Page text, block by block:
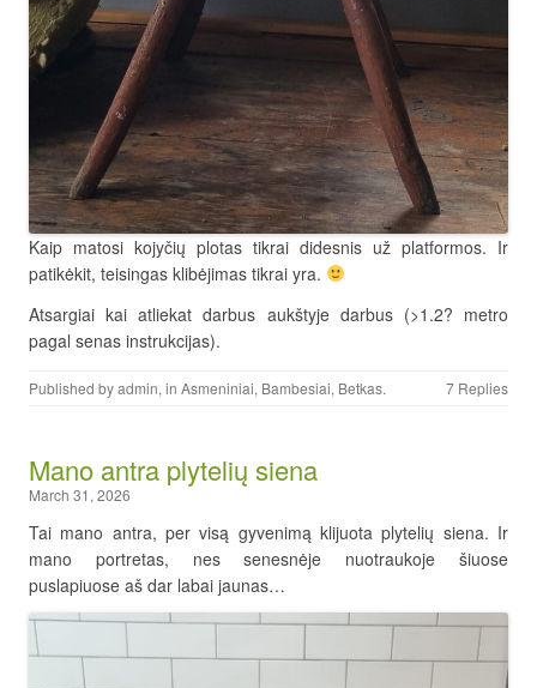
Kaip matosi kojyčių plotas tikrai didesnis už platformos. Ir
patikėkit, teisingas klibėjimas tikrai yra.
Atsargiai kai atliekat darbus aukštyje darbus (>1.2? metro
pagal senas instrukcijas).
Published byadmin, in Asmeniniai, Bambesiai, Betkas. 7 Replies
Mano antra plytelių siena
March 31, 2026
Tai mano antra, per visą gyvenimą klijuota plytelių siena. Ir
mano portretas, nes senesnėje nuotraukoje šiuose
puslapiuose aš dar labai jaunas…